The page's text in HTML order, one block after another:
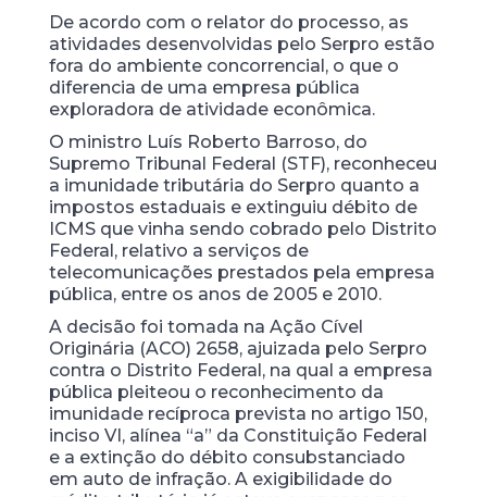
De acordo com o relator do processo, as
atividades desenvolvidas pelo Serpro estão
fora do ambiente concorrencial, o que o
diferencia de uma empresa pública
exploradora de atividade econômica.
O ministro Luís Roberto Barroso, do
Supremo Tribunal Federal (STF), reconheceu
a imunidade tributária do Serpro quanto a
impostos estaduais e extinguiu débito de
ICMS que vinha sendo cobrado pelo Distrito
Federal, relativo a serviços de
telecomunicações prestados pela empresa
pública, entre os anos de 2005 e 2010.
A decisão foi tomada na Ação Cível
Originária (ACO) 2658, ajuizada pelo Serpro
contra o Distrito Federal, na qual a empresa
pública pleiteou o reconhecimento da
imunidade recíproca prevista no artigo 150,
inciso VI, alínea “a” da Constituição Federal
e a extinção do débito consubstanciado
em auto de infração. A exigibilidade do